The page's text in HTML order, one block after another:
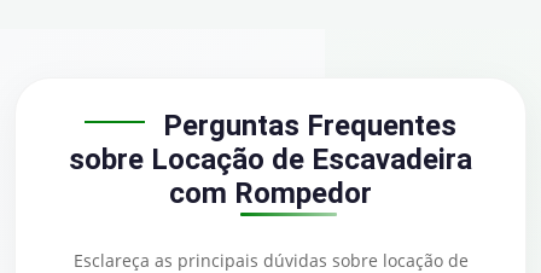
Perguntas Frequentes
sobre Locação de Escavadeira
com Rompedor
Esclareça as principais dúvidas sobre locação de